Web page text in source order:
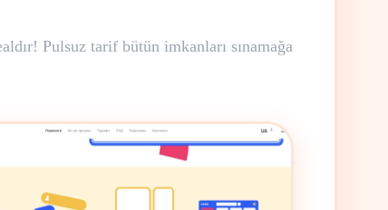
Pulsuz tarif bütün imkanları sınamağa